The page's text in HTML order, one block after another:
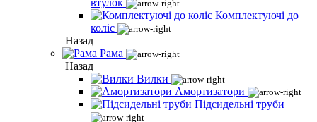
втулок
Комплектуючі до
коліс
Назад
Рама
Назад
Вилки
Амортизатори
Підсидельні труби